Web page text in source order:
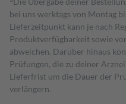
bei uns werktags von Montag
Lieferzeitpunkt kann je nach
Produktverfügbarkeit sowie
abweichen. Darüber hinaus
Prüfungen, die zu deiner
Lieferfrist um die Dauer der
verlängern.